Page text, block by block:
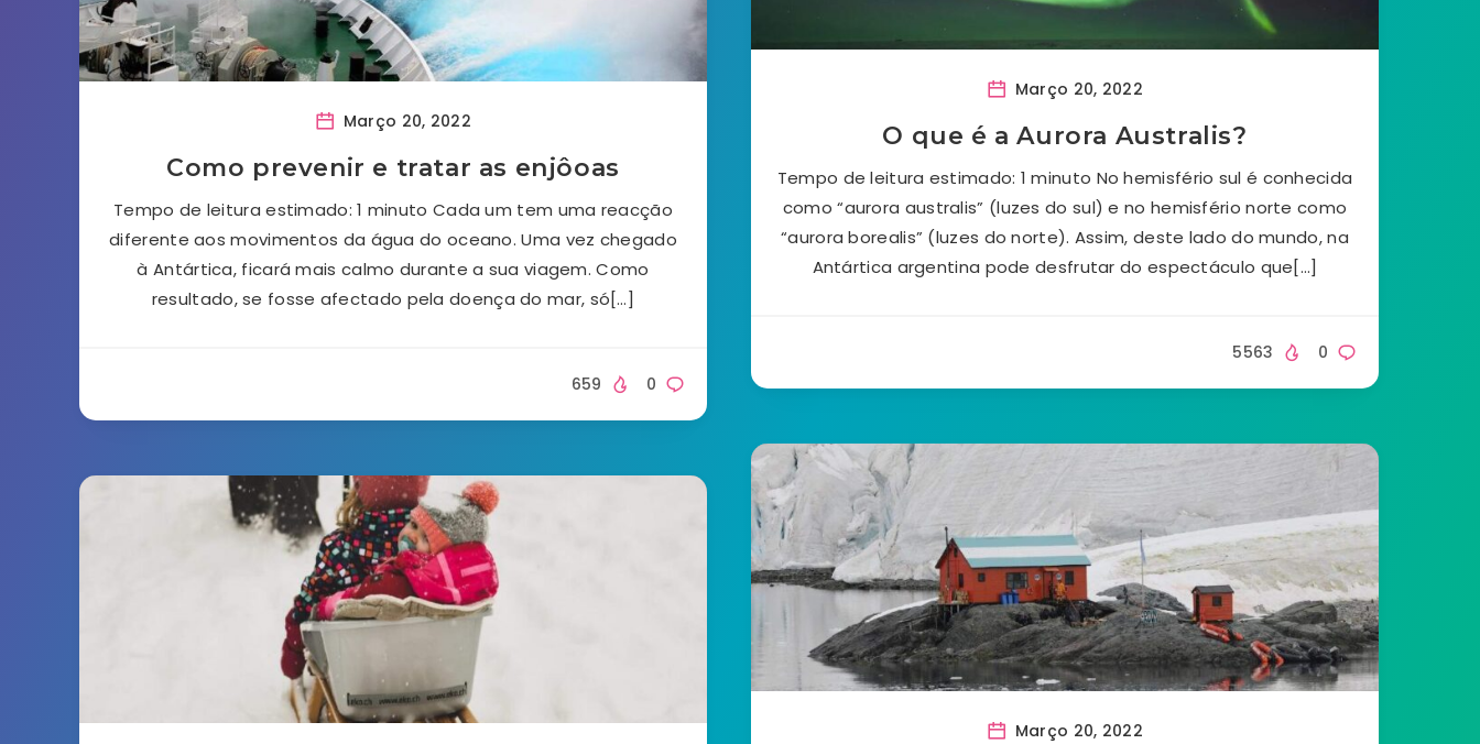
Março 20, 2022
Como prevenir e tratar as enjôoas
Tempo de leitura estimado: 1 minuto Cada um tem uma reacção
diferente aos movimentos da água do oceano. Uma vez chegado
à Antártica, ficará mais calmo durante a sua viagem. Como
resultado, se fosse afectado pela doença do mar, só[…]
0
659
Março 20, 2022
O que é a Aurora Australis?
Tempo de leitura estimado: 1 minuto No hemisfério sul é conhecida
como “aurora australis” (luzes do sul) e no hemisfério norte como
“aurora borealis” (luzes do norte). Assim, deste lado do mundo, na
Antártica argentina pode desfrutar do espectáculo que[…]
0
5563
Março 20, 2022